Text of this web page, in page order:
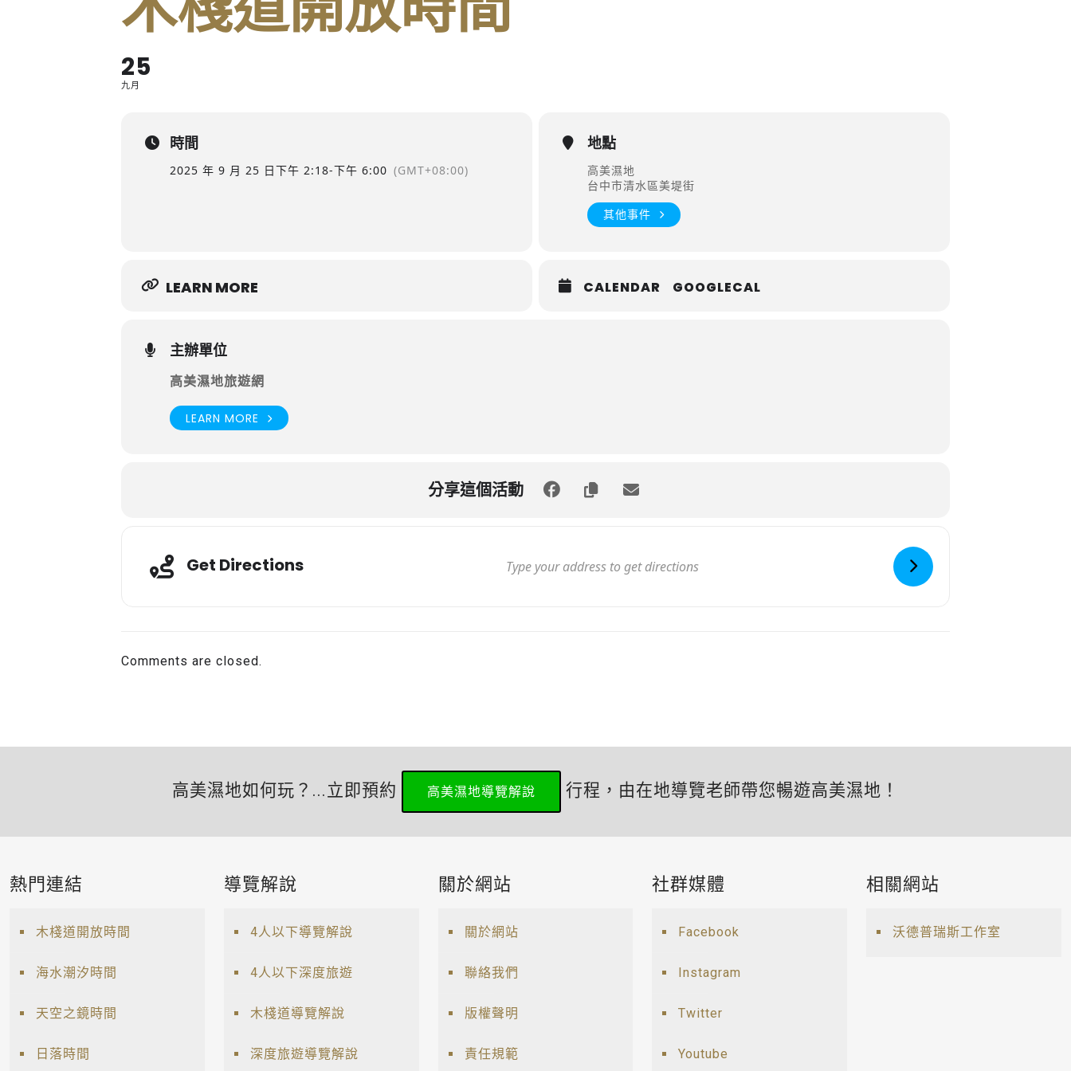
25
九月
時間
2025 年 9 月 25 日下午 2:18-下午 6:00 (GMT+08:00)
地點
高美濕地
台中市清水區美堤街
其他事件
LEARN MORE CALENDAR GOOGLECAL
主辦單位
高美濕地旅遊網
LEARN MORE
分享這個活動
Get Directions
Comments are closed.
高美濕地如何玩？...立即預約 高美濕地導覽解說 行程，由在地導覽老師帶您暢遊高美濕地！
熱門連結
木棧道開放時間
海水潮汐時間
天空之鏡時間
日落時間
導覽解說
4人以下導覽解說
4人以下深度旅遊
木棧道導覽解說
深度旅遊導覽解說
關於網站
關於網站
聯絡我們
版權聲明
責任規範
社群媒體
Facebook
Instagram
Twitter
Youtube
相關網站
沃德普瑞斯工作室